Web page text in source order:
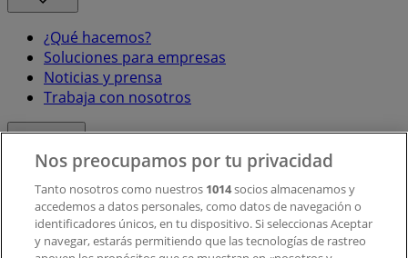
¿Qué hacemos?
Soluciones para empresas
Noticias y prensa
Trabaja con nosotros
Contacto comercial y de marketing
Tienda mal colocada en el mapa
Notificar un folleto
Nos preocupamos por tu privacidad
Tanto nosotros como nuestros 1014socios almacenamos y
accedemos a datos personales, como datos de navegación o
identificadores únicos, en tu dispositivo. Si seleccionas Aceptar
y navegar, estarás permitiendo que las tecnologías de rastreo